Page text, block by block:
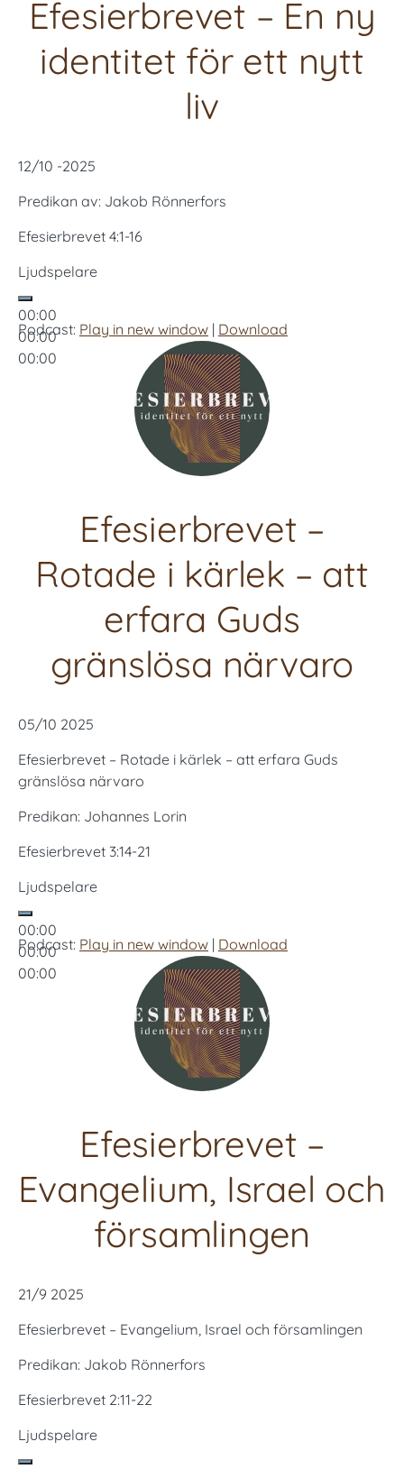
Efesierbrevet – En ny
identitet för ett nytt
liv
12/10 -2025
Predikan av: Jakob Rönnerfors
Efesierbrevet 4:1-16
Ljudspelare
00:00
00:00
00:00
Podcast: Play in new window | Download
Efesierbrevet –
Rotade i kärlek – att
erfara Guds
gränslösa närvaro
05/10 2025
Efesierbrevet – Rotade i kärlek – att erfara Guds
gränslösa närvaro
Predikan: Johannes Lorin
Efesierbrevet 3:14-21
Ljudspelare
00:00
00:00
00:00
Podcast: Play in new window | Download
Efesierbrevet –
Evangelium, Israel och
församlingen
21/9 2025
Efesierbrevet – Evangelium, Israel och församlingen
Predikan: Jakob Rönnerfors
Efesierbrevet 2:11-22
Ljudspelare